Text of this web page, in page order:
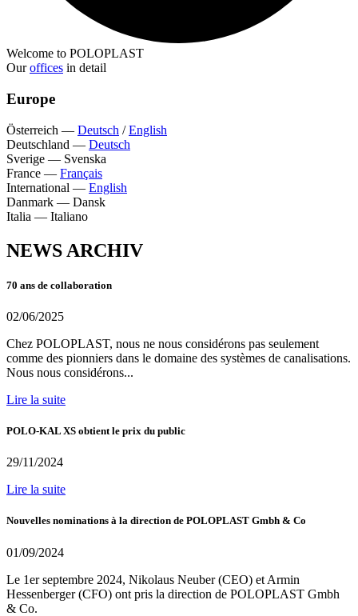
Welcome to POLOPLAST
Ouroffices in detail
Europe
Österreich — Deutsch /English
Deutschland — Deutsch
Sverige — Svenska
France — Français
International — English
Danmark — Dansk
Italia — Italiano
NEWS ARCHIV
70 ans de collaboration
02/06/2025
Chez POLOPLAST, nous ne nous considérons pas seulement
comme des pionniers dans le domaine des systèmes de canalisations.
Nous nous considérons...
Lire la suite
POLO-KAL XS obtient le prix du public
29/11/2024
Lire la suite
Nouvelles nominations à la direction de POLOPLAST Gmbh & Co
01/09/2024
Le 1er septembre 2024, Nikolaus Neuber (CEO) et Armin
Hessenberger (CFO) ont pris la direction de POLOPLAST Gmbh
& Co.